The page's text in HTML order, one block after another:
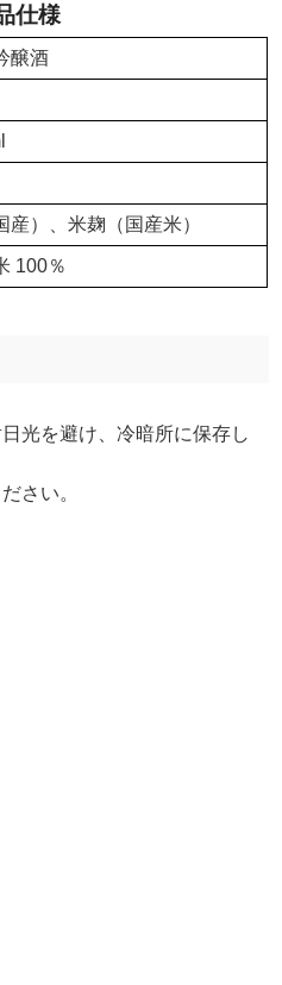
仕様
醸酒
産）、米麹（国産米）
100％
光を避け、冷暗所に保存し
さい。